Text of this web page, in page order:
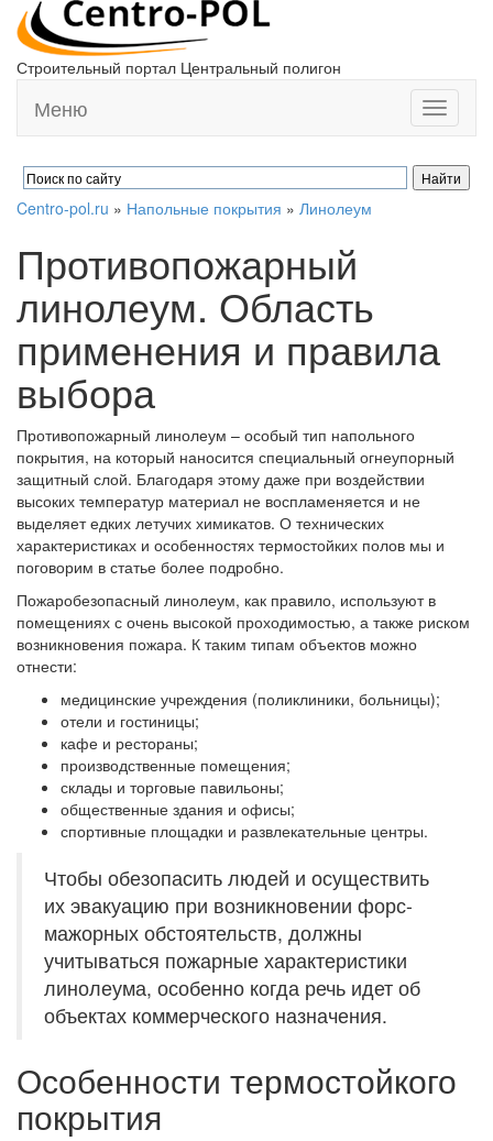
Строительный портал Центральный полигон
Toggle
Меню
Centro-pol.ru » Напольные покрытия » Линолеум
Противопожарный
линолеум. Область
применения и правила
выбора
Противопожарный линолеум – особый тип напольного
покрытия, на который наносится специальный огнеупорный
защитный слой. Благодаря этому даже при воздействии
высоких температур материал не воспламеняется и не
выделяет едких летучих химикатов. О технических
характеристиках и особенностях термостойких полов мы и
поговорим в статье более подробно.
Пожаробезопасный линолеум, как правило, используют в
помещениях с очень высокой проходимостью, а также риском
возникновения пожара. К таким типам объектов можно
отнести:
медицинские учреждения (поликлиники, больницы);
отели и гостиницы;
кафе и рестораны;
производственные помещения;
склады и торговые павильоны;
общественные здания и офисы;
спортивные площадки и развлекательные центры.
Чтобы обезопасить людей и осуществить
их эвакуацию при возникновении форс-
мажорных обстоятельств, должны
учитываться пожарные характеристики
линолеума, особенно когда речь идет об
объектах коммерческого назначения.
Особенности термостойкого
покрытия